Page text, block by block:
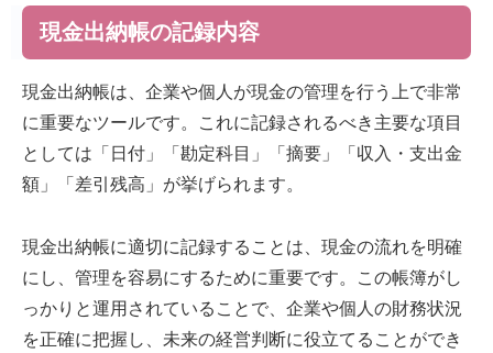
現金出納帳の記録内容
現金出納帳は、企業や個人が現金の管理を行う上で非常
に重要なツールです。これに記録されるべき主要な項目
としては「日付」「勘定科目」「摘要」「収入・支出金
額」「差引残高」が挙げられます。
現金出納帳に適切に記録することは、現金の流れを明確
にし、管理を容易にするために重要です。この帳簿がし
っかりと運用されていることで、企業や個人の財務状況
を正確に把握し、未来の経営判断に役立てることができ